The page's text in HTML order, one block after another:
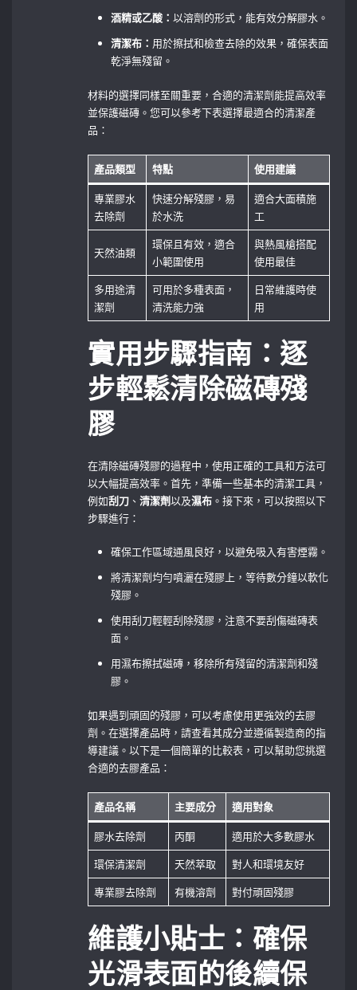
酒精或乙酸：以溶劑的形式，能有效分解膠水。
清潔布： 用於擦拭和檢查去除的效果，確保表面
乾淨無殘留。
材料的選擇同樣至關重要，合適的清潔劑能提高效率
並保護磁磚。您可以參考下表選擇最適合的清潔產
品：
產品類型 特點 使用建議
專業膠水
去除劑
快速分解殘膠，易
於水洗
適合大面積施
工
天然油類
環保且有效，適合
小範圍使用
與熱風槍搭配
使用最佳
多用途清
潔劑
可用於多種表面，
清洗能力強
日常維護時使
用
實用步驟指南：逐
步輕鬆清除磁磚殘
膠
在清除磁磚殘膠的過程中，使用正確的工具和方法可
以大幅提高效率。首先，準備一些基本的清潔工具，
例如刮刀 、清潔劑以及濕布 。接下來，可以按照以下
步驟進行：
確保工作區域通風良好，以避免吸入有害煙霧。
將清潔劑均勻噴灑在殘膠上，等待數分鐘以軟化
殘膠。
使用刮刀輕輕刮除殘膠，注意不要刮傷磁磚表
面。
用濕布擦拭磁磚，移除所有殘留的清潔劑和殘
膠。
如果遇到頑固的殘膠，可以考慮使用更強效的去膠
劑。在選擇產品時，請查看其成分並遵循製造商的指
導建議。以下是一個簡單的比較表，可以幫助您挑選
合適的去膠產品：
產品名稱 主要成分 適用對象
膠水去除劑 丙酮
適用於大多數膠水
環保清潔劑
天然萃取
對人和環境友好
專業膠去除劑
有機溶劑 對付頑固殘膠
維護小貼士：確保
光滑表面的後續保